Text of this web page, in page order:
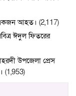
একজন আহত। (2,117)
ঈদুল ফিতরের
উপজেলা প্রেস
(1,953)